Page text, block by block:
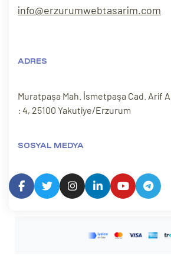
info@erzurumwebtasarim.com
ADRES
Muratpaşa Mah. İsmetpaşa Cad. Arif
: 4, 25100 Yakutiye/Erzurum
SOSYAL MEDYA